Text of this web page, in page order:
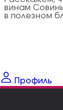
винам
в полезном
Профиль